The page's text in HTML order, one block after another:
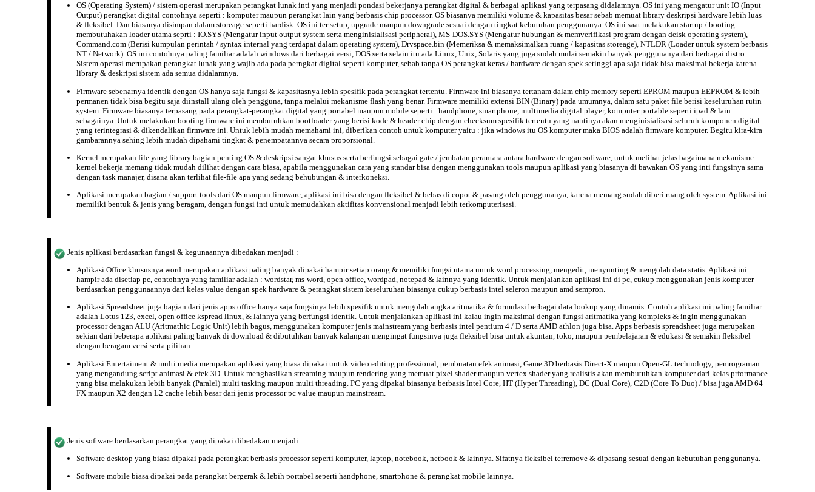
OS (Operating System) / sistem operasi merupakan perangkat lunak inti yang menjadi pondasi bekerjanya perangkat digital & berbagai aplikasi yang terpasang didalamnya. OS ini yang mengatur unit IO (Input
Output) perangkat digital contohnya seperti : komputer maupun perangkat lain yang berbasis chip processor. OS biasanya memiliki volume & kapasitas besar sebab memuat library deskripsi hardware lebih luas
& fleksibel. Dan biasanya disimpan dalam storeage seperti hardisk. OS ini ter setup, upgrade maupun downgrade sesuai dengan tingkat kebutuhan penggunanya. OS ini saat melakukan startup / booting
membutuhakan loader utama seprti : IO.SYS (Mengatur input output system serta menginisialisasi peripheral), MS-DOS.SYS (Mengatur hubungan & memverifikasi program dengan deisk operating system),
Command.com (Berisi kumpulan perintah / syntax internal yang terdapat dalam operating system), Drvspace.bin (Memeriksa & memaksimalkan ruang / kapasitas storeage), NTLDR (Loader untuk system berbasis
NT / Network). OS ini contohnya paling familiar adalah windows dari berbagai versi, DOS serta selain itu ada Linux, Unix, Solaris yang juga sudah mulai semakin banyak penggunanya dari berbagai distro.
Sistem operasi merupakan perangkat lunak yang wajib ada pada perngkat digital seperti komputer, sebab tanpa OS perangkat keras / hardware dengan spek setinggi apa saja tidak bisa maksimal bekerja karena
library & deskripsi sistem ada semua didalamnya.
Firmware sebenarnya identik dengan OS hanya saja fungsi & kapasitasnya lebih spesifik pada perangkat tertentu. Firmware ini biasanya tertanam dalam chip memory seperti EPROM maupun EEPROM & lebih
permanen tidak bisa begitu saja diinstall ulang oleh pengguna, tanpa melalui mekanisme flash yang benar. Firmware memiliki extensi BIN (Binary) pada umumnya, dalam satu paket file berisi keseluruhan rutin
system. Firmware biasanya terpasang pada perangkat-perangkat digital yang portabel maupun mobile seperti : handphone, smartphone, multimedia digital player, komputer portable seperti ipad & lain
sebagainya. Untuk melakukan booting firmware ini membutuhkan bootloader yang berisi kode & header chip dengan checksum spesifik tertentu yang nantinya akan menginisialisasi seluruh komponen digital
yang terintegrasi & dikendalikan firmware ini. Untuk lebih mudah memahami ini, diberikan contoh untuk komputer yaitu : jika windows itu OS komputer maka BIOS adalah firmware komputer. Begitu kira-kira
gambarannya sehing lebih mudah dipahami tingkat & penempatannya secara proporsional.
Kernel merupakan file yang library bagian penting OS & deskripsi sangat khusus serta berfungsi sebagai gate / jembatan perantara antara hardware dengan software, untuk melihat jelas bagaimana mekanisme
kernel bekerja memang tidak mudah dilihat dengan cara biasa, apabila menggunakan cara yang standar bisa dengan menggunakan tools maupun aplikasi yang biasanya di bawakan OS yang inti fungsinya sama
dengan task manajer, disana akan terlihat file-file apa yang sedang behubungan & interkoneksi.
Aplikasi merupakan bagian / support tools dari OS maupun firmware, aplikasi ini bisa dengan fleksibel & bebas di copot & pasang oleh penggunanya, karena memang sudah diberi ruang oleh system. Aplikasi ini
memiliki bentuk & jenis yang beragam, dengan fungsi inti untuk memudahkan aktifitas konvensional menjadi lebih terkomputerisasi.
Jenis aplikasi berdasarkan fungsi & kegunaannya dibedakan menjadi :
Aplikasi Office khususnya word merupakan aplikasi paling banyak dipakai hampir setiap orang & memiliki fungsi utama untuk word processing, mengedit, menyunting & mengolah data statis. Aplikasi ini
hampir ada disetiap pc, contohnya yang familiar adalah : wordstar, ms-word, open office, wordpad, notepad & lainnya yang identik. Untuk menjalankan aplikasi ini di pc, cukup menggunakan jenis komputer
berdasarkan penggunaannyadari kelas value dengan spek hardware & perangkat sistem keseluruhan biasanya cukup berbasis intel seleron maupun amd sempron.
Aplikasi Spreadsheet juga bagian dari jenis apps office hanya saja fungsinya lebih spesifik untuk mengolah angka aritmatika & formulasi berbagai data lookup yang dinamis. Contoh aplikasi ini paling familiar
adalah Lotus 123, excel, open office kspread linux, & lainnya yang berfungsi identik. Untuk menjalankan aplikasi ini kalau ingin maksimal dengan fungsi aritmatika yang kompleks & ingin menggunakan
processor dengan ALU (Aritmathic Logic Unit) lebih bagus, menggunakan komputer jenis mainstream yang berbasis intel pentium 4 / D serta AMD athlon juga bisa. Apps berbasis spreadsheet juga merupakan
sekian dari beberapa aplikasi paling banyak di download& dibutuhkan banyak kalangan mengingat fungsinya juga fleksibel bisa untuk akuntan, toko, maupun pembelajaran & edukasi & semakin fleksibel
dengan beragam versi serta pilihan.
Aplikasi Entertaiment & multi media merupakan aplikasi yang biasa dipakai untuk video editing professional, pembuatan efek animasi, Game 3D berbasis Direct-X maupun Open-GL technology, pemrograman
yang mengandung script animasi & efek 3D. Untuk menghasilkan streaming maupun rendering yang memuat pixel shader maupun vertex shader yang realistis akan membutuhkan komputer dari kelas prformance
yang bisa melakukan lebih banyak (Paralel) multi tasking maupun multi threading. PC yang dipakai biasanya berbasis Intel Core, HT (Hyper Threading), DC (Dual Core), C2D (Core To Duo) / bisa juga AMD 64
FX maupun X2 dengan L2 cache lebih besar dari jenis processor pc value maupun mainstream.
Jenis software berdasarkan perangkatyang dipakai dibedakan menjadi :
Software desktop yang biasa dipakai pada perangkat berbasis processor seperti komputer, laptop, notebook, netbook & lainnya. Sifatnya fleksibel terremove & dipasang sesuai dengan kebutuhan penggunanya.
Software mobile biasa dipakai pada perangkat bergerak & lebih portabel seperti handphone, smartphone & perangkat mobile lainnya.